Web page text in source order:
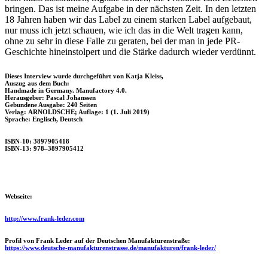
bringen. Das ist meine Aufgabe in der nächsten Zeit. In den letzten
18 Jahren haben wir das Label zu einem starken Label aufgebaut,
nur muss ich jetzt schauen, wie ich das in die Welt tragen kann,
ohne zu sehr in diese Falle zu geraten, bei der man in jede PR-
Geschichte hineinstolpert und die Stärke dadurch wieder verdünnt.
Dieses Interview wurde durchgeführt von Katja Kleiss,
Auszug aus dem Buch:
Handmade in Germany. Manufactory 4.0.
Herausgeber: Pascal Johanssen
Gebundene Ausgabe: 240 Seiten
Verlag: ARNOLDSCHE; Auflage: 1 (1. Juli 2019)
Sprache: Englisch, Deutsch
ISBN-10: 3897905418
ISBN-13: 978–3897905412
Webseite:
http://www.frank-leder.com
Profil von Frank Leder auf der Deutschen Manufakturenstraße:
https://www.deutsche-manufakturenstrasse.de/manufakturen/frank-leder/